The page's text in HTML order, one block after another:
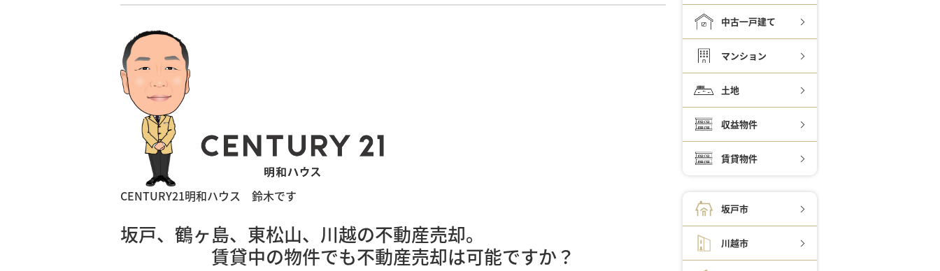
CENTURY21明和ハウス 鈴木です
坂戸、鶴ヶ島、東松山、川越の不動産売却。
賃貸中の物件でも不動産売却は可能ですか？
中古一戸建て
マンション
土地
収益物件
賃貸物件
坂戸市
川越市